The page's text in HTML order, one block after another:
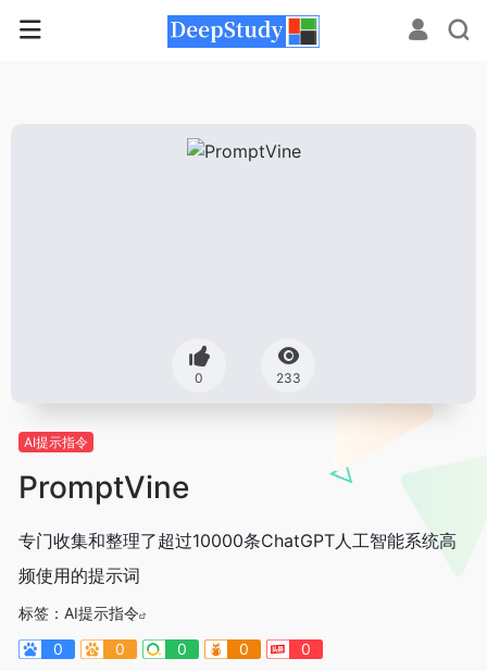
0 233
AI提示指令
PromptVine
专门收集和整理了超过10000条ChatGPT人工智能系统高
频使用的提示词
标签： AI提示指令
0
0 0 0 0